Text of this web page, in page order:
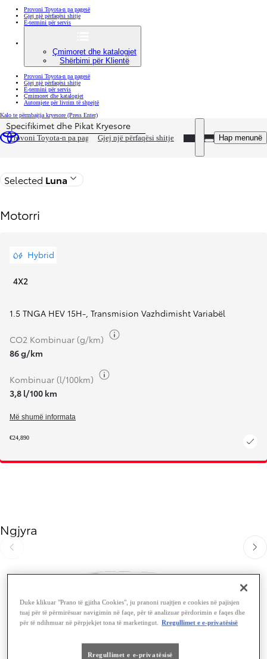
Provoni Toyota-n pa pagesë
Gjej një përfaqësi shitje
E-termini për servis
Çmimoret dhe katalogjet
Shërbimi për Klientë
Provoni Toyota-n pa pagesë
Gjej një përfaqësi shitje
E-termini për servis
Çmimoret dhe katalogjet
Automjete për livrim të shpejtë
Kalo te përmbajtja kryesore (Press Enter)
Provoni Toyota-n pa pagesëGjej një përfaqësi shitje
DEALER NAME
Hap menunë
Çmimi është përditësuar Çmimi i konfigurimit tuaj është 25 290 €
Specifikimet dhe Pikat Kryesore
Selected Luna
Motorri
Hybrid
4X2
1.5 TNGA HEV 15H-, Transmision Vazhdimisht Variabël
CO2 Kombinuar (g/km)
86 g/km
Kombinuar (l/100km)
3,8 l/100 km
Më shumë informata
€24,890
Ngjyra
Slide Previous
Duke klikuar "Prano të gjitha Cookies", ju pranoni ruajtjen e cookies në pajisjen
tuaj për të përmirësuar navigimin në faqe, për të analizuar përdorimin e faqes dhe
për të ndihmuar në përpjekjet tona të marketingut. Rregullimet e e-privatësisë
Rregullimet e e-privatësisë